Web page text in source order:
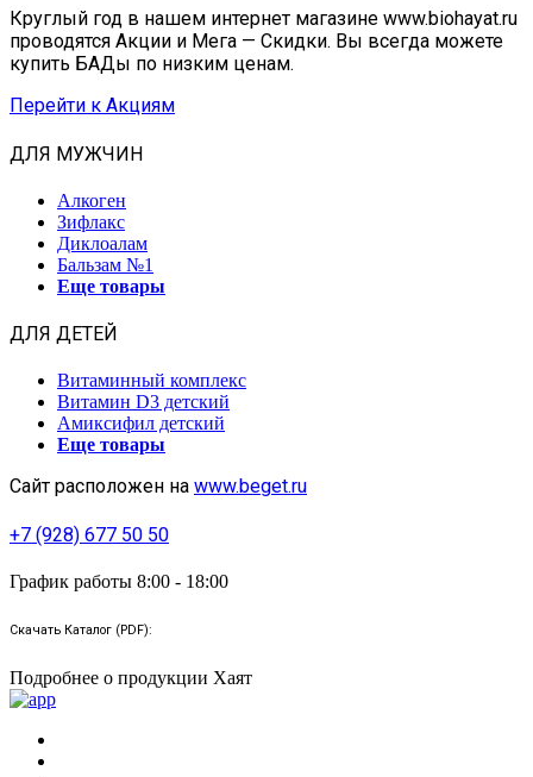
Круглый год в нашем интернет магазине www.biohayat.ru
проводятся Акции и Мега — Скидки. Вы всегда можете
купить БАДы по низким ценам.
Перейти к Акциям
ДЛЯ МУЖЧИН
Алкоген
Зифлакс
Диклоалам
Бальзам №1
Еще товары
ДЛЯ ДЕТЕЙ
Витаминный комплекс
Витамин D3 детский
Амиксифил детский
Еще товары
Сайт расположен на www.beget.ru
+7 (928) 677 50 50
График работы 8:00 - 18:00
Скачать Каталог (PDF):
Подробнее о продукции Хаят